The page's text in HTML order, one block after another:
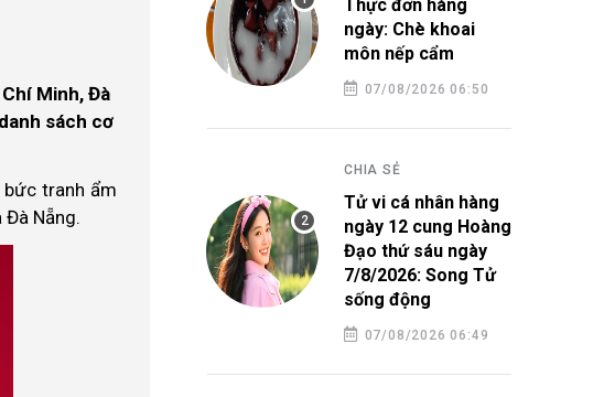
Minh, Đà
sách cơ
bức tranh ẩm
Đà Nẵng.
Thực đơn hàng
ngày: Chè khoai
môn nếp cẩm
07/08/2026 06:50
CHIA SẺ
Tử vi cá nhân hàng
ngày 12 cung Hoàng
Đạo thứ sáu ngày
7/8/2026: Song Tử
sống động
07/08/2026 06:49